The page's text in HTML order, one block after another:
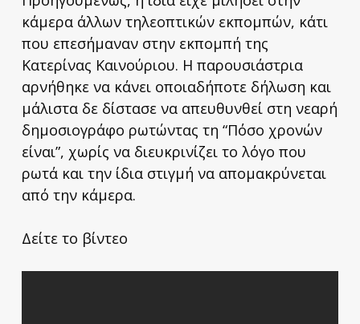
κάμερα άλλων τηλεοπτικών εκπομπών, κάτι
που επεσήμαναν στην εκπομπή της
Κατερίνας Καινούριου. Η παρουσιάστρια
αρνήθηκε να κάνει οποιαδήποτε δήλωση και
μάλιστα δε δίστασε να απευθυνθεί στη νεαρή
δημοσιογράφο ρωτώντας τη “Πόσο χρονών
είναι”, χωρίς να διευκρινίζει το λόγο που
ρωτά και την ίδια στιγμή να απομακρύνεται
από την κάμερα.
Δείτε το βίντεο